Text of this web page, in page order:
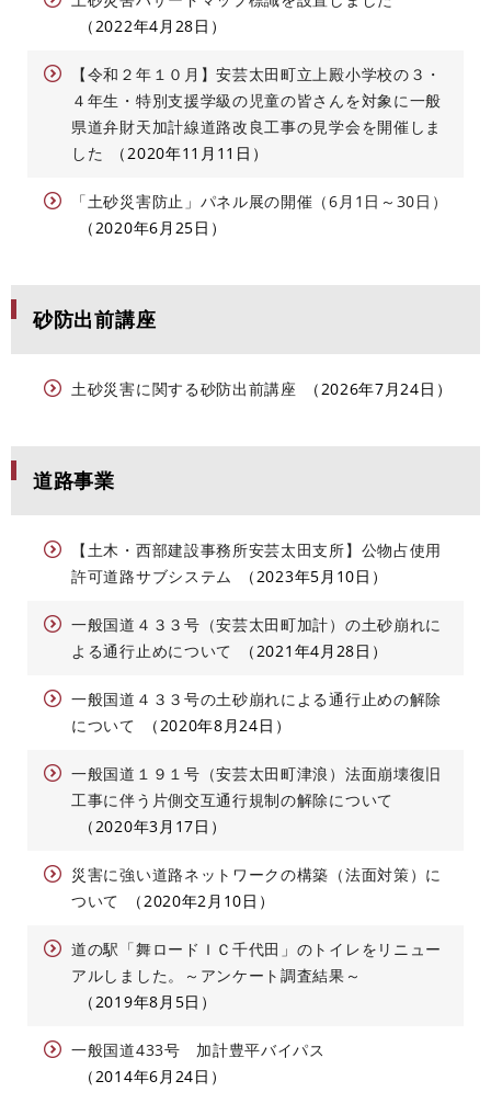
2022年4月28日
【令和２年１０月】安芸太田町立上殿小学校の３・
４年生・特別支援学級の児童の皆さんを対象に一般
県道弁財天加計線道路改良工事の見学会を開催しま
した
2020年11月11日
「土砂災害防止」パネル展の開催（6月1日～30日）
2020年6月25日
砂防出前講座
土砂災害に関する砂防出前講座 2026年7月24日
道路事業
【土木・西部建設事務所安芸太田支所】公物占使用
許可道路サブシステム
2023年5月10日
一般国道４３３号（安芸太田町加計）の土砂崩れに
よる通行止めについて
2021年4月28日
一般国道４３３号の土砂崩れによる通行止めの解除
について
2020年8月24日
一般国道１９１号（安芸太田町津浪）法面崩壊復旧
工事に伴う片側交互通行規制の解除について
2020年3月17日
災害に強い道路ネットワークの構築（法面対策）に
ついて
2020年2月10日
道の駅「舞ロードＩＣ千代田」のトイレをリニュー
アルしました。～アンケート調査結果～
2019年8月5日
一般国道433号 加計豊平バイパス
2014年6月24日